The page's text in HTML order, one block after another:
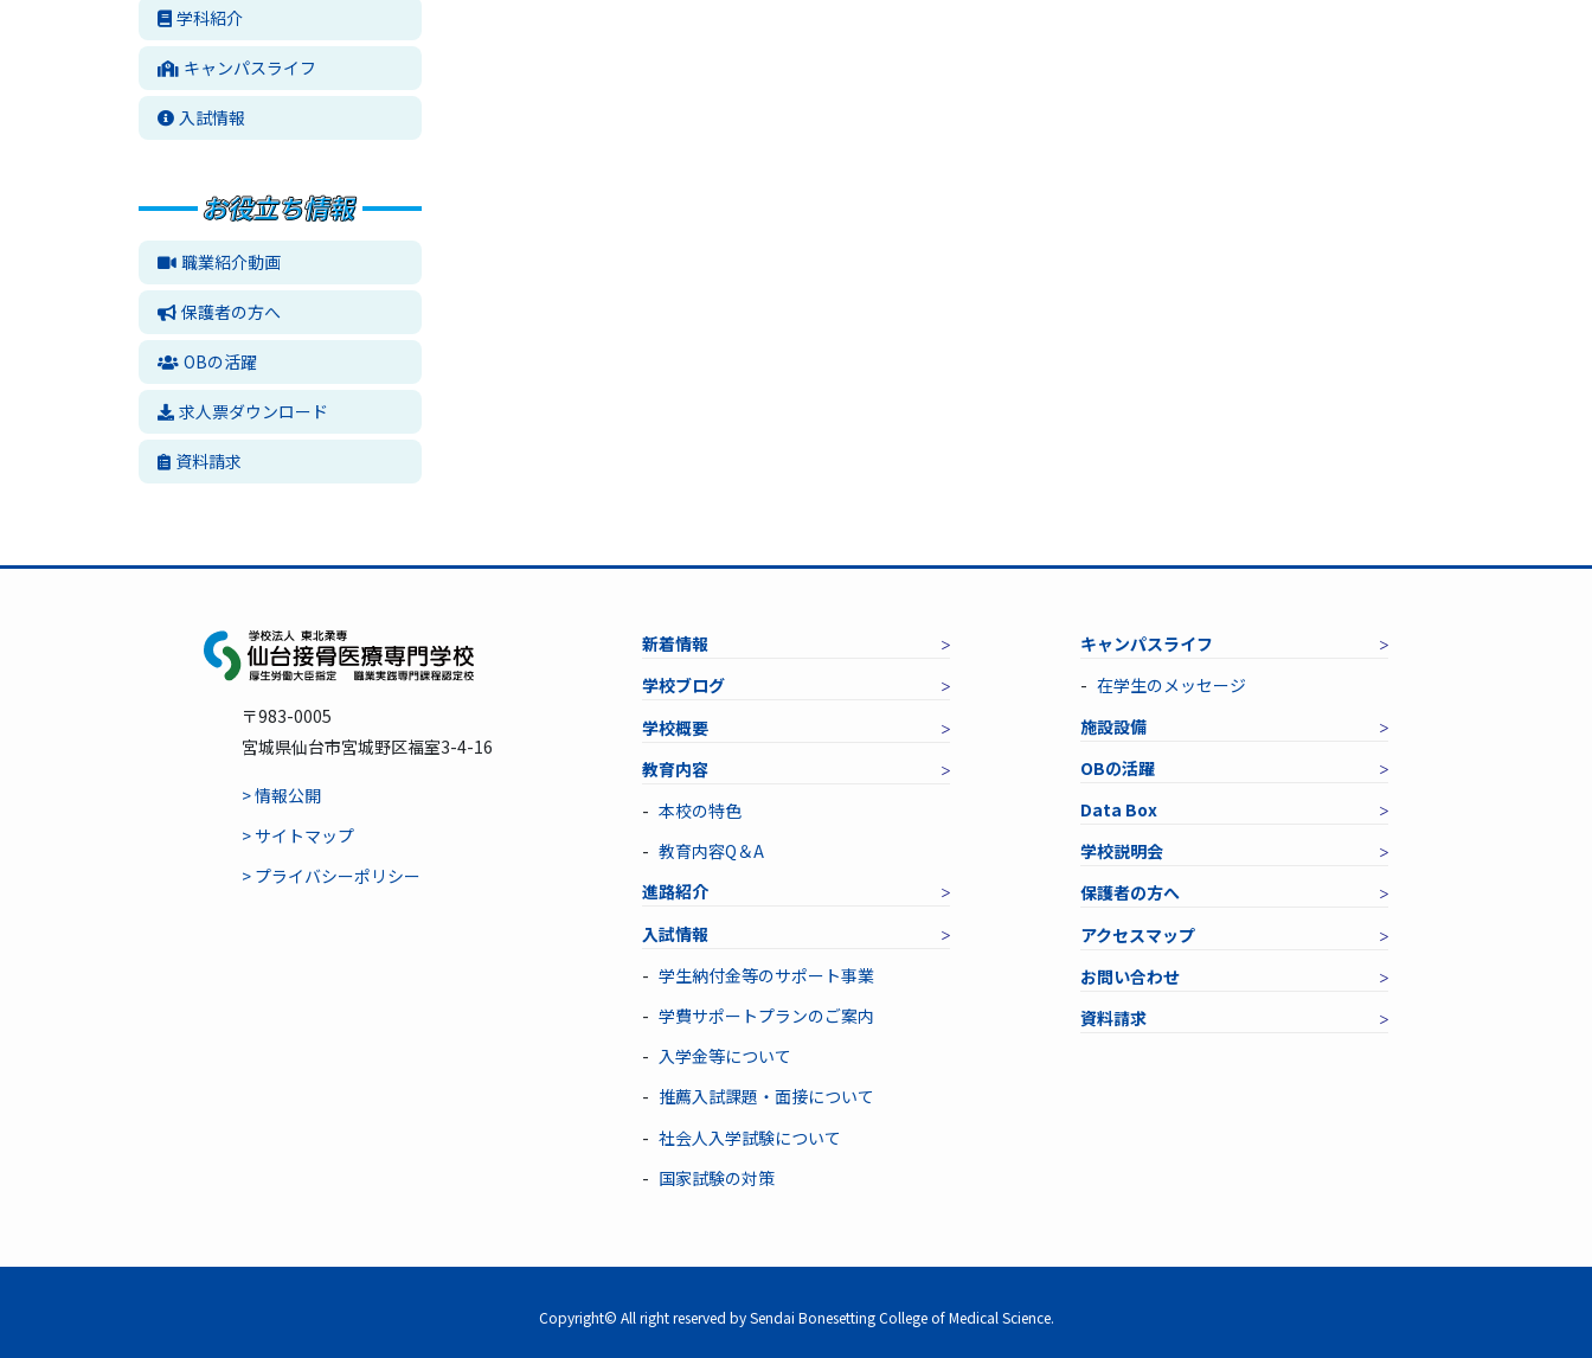
学科紹介
キャンパスライフ
入試情報
職業紹介動画
保護者の方へ
OBの活躍
求人票ダウンロード
資料請求
〒983-0005
宮城県仙台市宮城野区福室3-4-16
> 情報公開
> サイトマップ
> プライバシーポリシー
新着情報
学校ブログ
学校概要
教育内容
本校の特色
教育内容Q＆A
進路紹介
入試情報
学生納付金等のサポート事業
学費サポートプランのご案内
入学金等について
推薦入試課題・面接について
社会人入学試験について
国家試験の対策
キャンパスライフ
在学生のメッセージ
施設設備
OBの活躍
Data Box
学校説明会
保護者の方へ
アクセスマップ
お問い合わせ
資料請求
Copyright© All right reserved by Sendai Bonesetting College of Medical Science.